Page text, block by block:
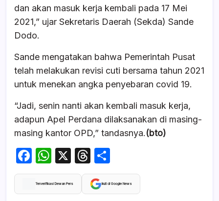
dan akan masuk kerja kembali pada 17 Mei
2021,” ujar Sekretaris Daerah (Sekda) Sande
Dodo.
Sande mengatakan bahwa Pemerintah Pusat
telah melakukan revisi cuti bersama tahun 2021
untuk menekan angka penyebaran covid 19.
“Jadi, senin nanti akan kembali masuk kerja,
adapun Apel Perdana dilaksanakan di masing-
masing kantor OPD,” tandasnya.(bto)
F
a
c
W
h
at
X
T
hr
e
h
ar
Terverifikasi Dewan Pers Ikuti di Google News